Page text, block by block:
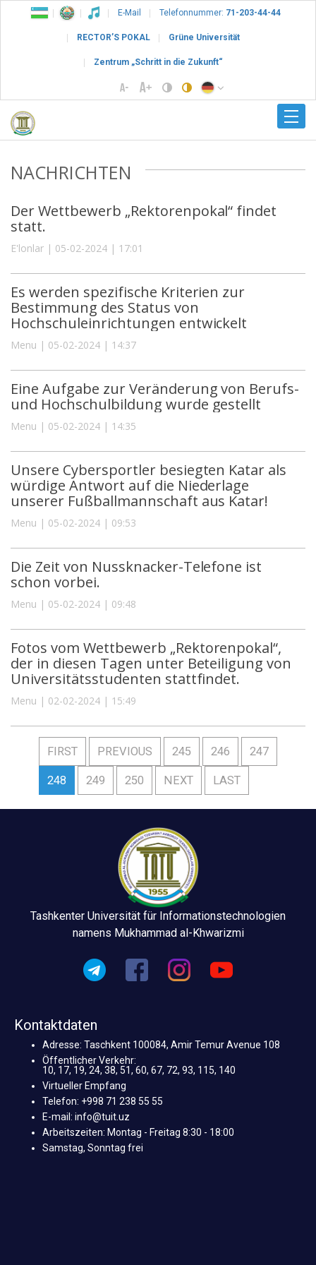
E-Mail Telefonnummer: 71-203-44-44
RECTOR’S POKAL Grüne Universität
Zentrum „Schritt in die Zukunft“
NACHRICHTEN
Der Wettbewerb „Rektorenpokal“ findet
statt.
E'lonlar | 05-02-2024 | 17:01
Es werden spezifische Kriterien zur
Bestimmung des Status von
Hochschuleinrichtungen entwickelt
Menu | 05-02-2024 | 14:37
Eine Aufgabe zur Veränderung von Berufs-
und Hochschulbildung wurde gestellt
Menu | 05-02-2024 | 14:35
Unsere Cybersportler besiegten Katar als
würdige Antwort auf die Niederlage
unserer Fußballmannschaft aus Katar!
Menu | 05-02-2024 | 09:53
Die Zeit von Nussknacker-Telefone ist
schon vorbei.
Menu | 05-02-2024 | 09:48
Fotos vom Wettbewerb „Rektorenpokal“,
der in diesen Tagen unter Beteiligung von
Universitätsstudenten stattfindet.
Menu | 02-02-2024 | 15:49
FIRST PREVIOUS 245 246 247
248 249 250 NEXT LAST
Tashkenter Universität für Informationstechnologien
namens Mukhammad al-Khwarizmi
Kontaktdaten
Adresse: Taschkent 100084, Amir Temur Avenue 108
Öffentlicher Verkehr:
10, 17, 19, 24, 38, 51, 60, 67, 72, 93, 115, 140
Virtueller Empfang
Telefon: +998 71 238 55 55
E-mail: info@tuit.uz
Arbeitszeiten: Montag - Freitag 8:30 - 18:00
Samstag, Sonntag frei